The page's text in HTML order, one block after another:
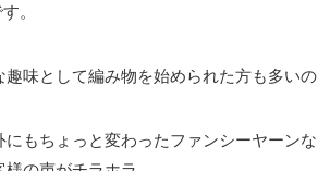
。
味として編み物を始められた方も多い
もちょっと変わったファンシーヤーン